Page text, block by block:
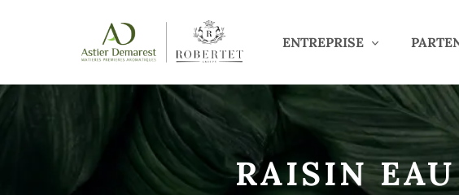
ENTREPRISE
RAISIN